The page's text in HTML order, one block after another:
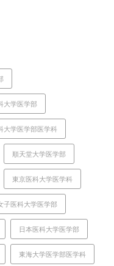
大学医学部
大学医学部医学科
順天堂大学医学部
東京医科大学医学科
子医科大学医学部
日本医科大学医学部
東海大学医学部医学科